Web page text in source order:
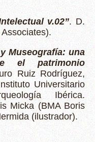
v.02”. D.
Museografía: una
el patrimonio
Ruiz Rodríguez,
Universitario
Ibérica.
Micka (BMA Boris
(ilustrador).